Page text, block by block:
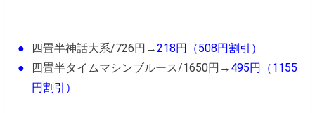
四畳半神話大系/726円→218円（508円割引）
四畳半タイムマシンブルース/1650円→ 495円（1155
円割引）